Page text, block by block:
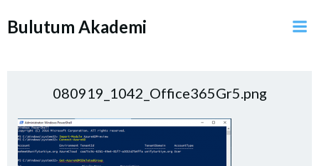
Bulutum Akademi
080919_1042_Office365Gr5.png